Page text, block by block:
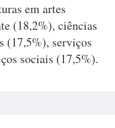
em artes
(18,2%), ciências
(17,5%), serviços
sociais (17,5%).